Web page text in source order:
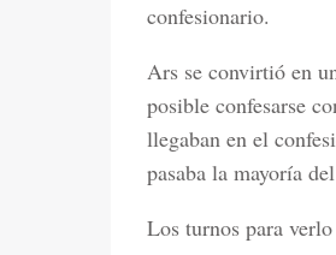
confesionario.
Ars se convirtió en
posible confesarse
llegaban en el
pasaba la mayoría
Los turnos para